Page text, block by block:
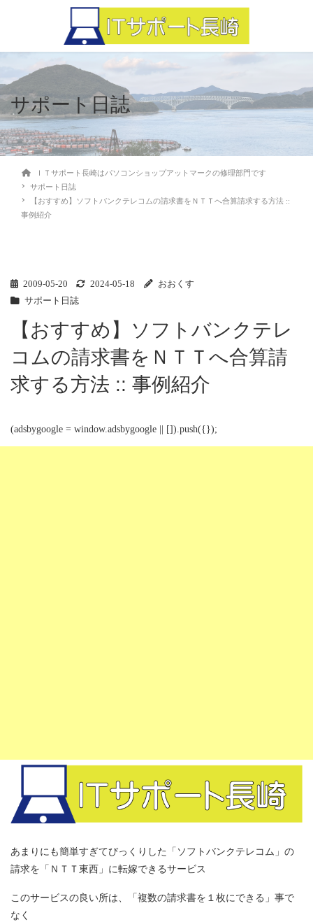
サポート日誌
ＩＴサポート長崎はパソコンショップアットマークの修理部門です
サポート日誌
【おすすめ】ソフトバンクテレコムの請求書をＮＴＴへ合算請求する方法 ::
事例紹介
2009-05-20 2024-05-18
おおくす
サポート日誌
【おすすめ】ソフトバンクテレ
コムの請求書をＮＴＴへ合算請
求する方法 :: 事例紹介
(adsbygoogle = window.adsbygoogle || []).push({});
あまりにも簡単すぎてびっくりした「ソフトバンクテレコム」の
請求を「ＮＴＴ東西」に転嫁できるサービス
このサービスの良い所は、「複数の請求書を１枚にできる」事で
なく